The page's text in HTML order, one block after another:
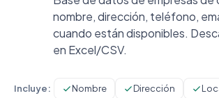
nombre, dirección, teléfono,
cuando están disponibles.
en Excel/CSV.
Incluye: Nombre Dirección